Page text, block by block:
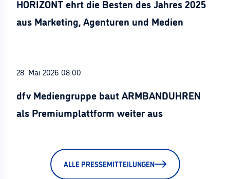
HORIZONT ehrt die Besten des Jahres 2025
aus Marketing, Agenturen und Medien
28. Mai 2026 08:00
dfv Mediengruppe baut ARMBANDUHREN
als Premiumplattform weiter aus
ALLE PRESSEMITTEILUNGEN